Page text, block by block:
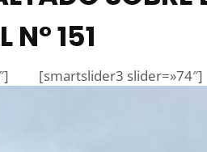
N° 151
[smartslider3 slider=»74″]